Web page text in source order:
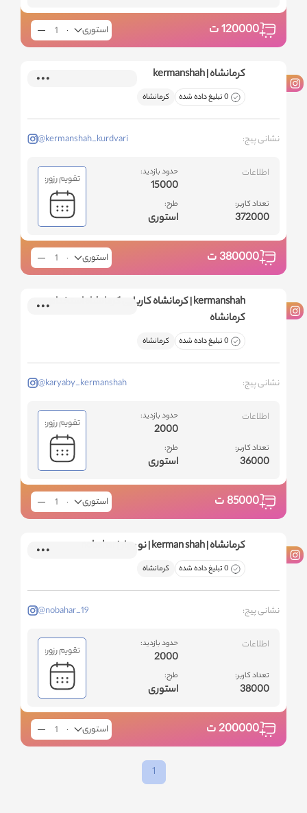
120000ت استوری
کرمانشاه | kermanshah
0 تبلیغ داده شده کرمانشاه
نشانی پیج: @kermanshah_kurdvari
اطلاعات
تعداد کاربر:
372000
حدود بازدید:
15000
طرح:
استوری
تقویم رزور:
380000ت استوری
kermanshah | کرمانشاه کاریابی کرمانشاه استخدام
کرمانشاه
0 تبلیغ داده شده کرمانشاه
نشانی پیج: @karyaby_kermanshah
اطلاعات
تعداد کاربر:
36000
حدود بازدید:
2000
طرح:
استوری
تقویم رزور:
85000ت استوری
کرمانشاه | kerman shah | نو بهار | nobahar
0 تبلیغ داده شده کرمانشاه
نشانی پیج: @nobahar_19
اطلاعات
تعداد کاربر:
38000
حدود بازدید:
2000
طرح:
استوری
تقویم رزور:
200000ت استوری
1